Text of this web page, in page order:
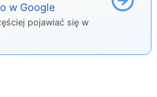
w Google
pojawiać się w